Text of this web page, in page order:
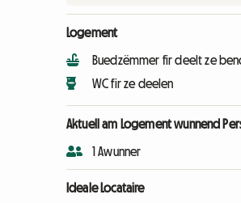
Logement
Buedzëmmer fir deelt ze
WC fir ze deelen
Aktuell am Logement wunnend
1 Awunner
Ideale Locataire